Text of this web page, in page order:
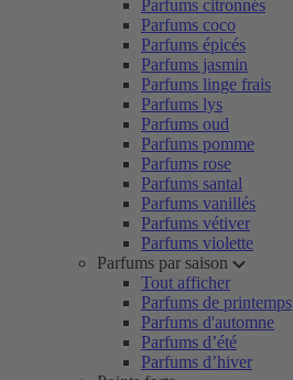
Parfums citronnés
Parfums coco
Parfums épicés
Parfums jasmin
Parfums linge frais
Parfums lys
Parfums oud
Parfums pomme
Parfums rose
Parfums santal
Parfums vanillés
Parfums vétiver
Parfums violette
Parfums par saison
Tout afficher
Parfums de printemps
Parfums d'automne
Parfums d’été
Parfums d’hiver